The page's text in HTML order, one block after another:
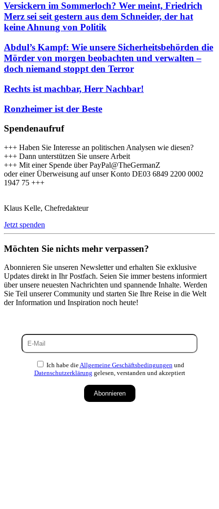
Versickern im Sommerloch? Wer meint, Friedrich
Merz sei seit gestern aus dem Schneider, der hat
keine Ahnung von Politik
Abdul’s Kampf: Wie unsere Sicherheitsbehörden die
Mörder von morgen beobachten und verwalten –
doch niemand stoppt den Terror
Rechts ist machbar, Herr Nachbar!
Ronzheimer ist der Beste
Spendenaufruf
+++ Haben Sie Interesse an politischen Analysen wie diesen?
+++ Dann unterstützen Sie unsere Arbeit
+++ Mit einer Spende über PayPal@TheGermanZ
oder einer Überweisung auf unser Konto DE03 6849 2200 0002
1947 75 +++
Klaus Kelle, Chefredakteur
Jetzt spenden
Möchten Sie nichts mehr verpassen?
Abonnieren Sie unseren Newsletter und erhalten Sie exklusive
Updates direkt in Ihr Postfach. Seien Sie immer bestens informiert
über unsere neuesten Nachrichten und spannende Inhalte. Werden
Sie Teil unserer Community und starten Sie Ihre Reise in die Welt
der Information und Inspiration noch heute!
Ich habe die Allgemeine Geschäftsbedingungen und
Datenschutzerklärung gelesen, verstanden und akzeptiert
Abonnieren